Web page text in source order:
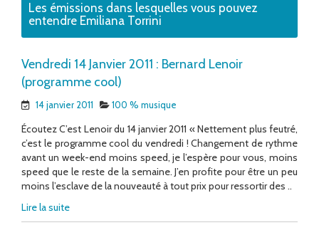
Les émissions dans lesquelles vous pouvez
entendre Emiliana Torrini
Vendredi 14 Janvier 2011 : Bernard Lenoir
(programme cool)
14 janvier 2011 100 % musique
Écoutez C’est Lenoir du 14 janvier 2011 « Nettement plus feutré,
c’est le programme cool du vendredi ! Changement de rythme
avant un week-end moins speed, je l’espère pour vous, moins
speed que le reste de la semaine. J’en profite pour être un peu
moins l’esclave de la nouveauté à tout prix pour ressortir des ..
Lire la suite